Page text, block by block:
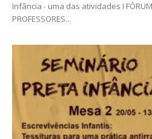
Infância - uma das atividades I FÓRUM
PROFESSORES...